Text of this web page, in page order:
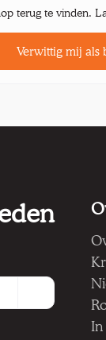
terug te vinden.
Verwittig mij als
In